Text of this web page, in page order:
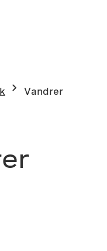
Vandrer